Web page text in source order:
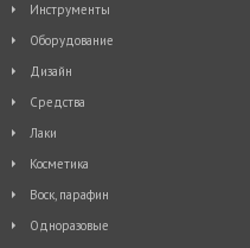
Инструменты
Оборудование
Дизайн
Средства
Лаки
Косметика
Воск, парафин
Одноразовые